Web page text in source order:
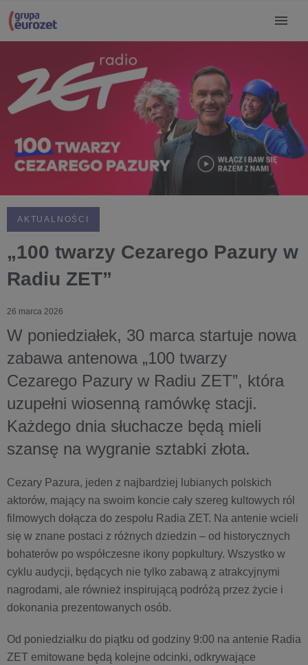
AKTUALNOŚCI
„100 twarzy Cezarego Pazury w
Radiu ZET”
26 marca 2026
W poniedziałek, 30 marca startuje nowa
zabawa antenowa „100 twarzy
Cezarego Pazury w Radiu ZET”, która
uzupełni wiosenną ramówkę stacji.
Każdego dnia słuchacze będą mieli
szansę na wygranie sztabki złota.
Cezary Pazura, jeden z najbardziej lubianych polskich
aktorów, mający na swoim koncie cały szereg kultowych ról
filmowych dołącza do zespołu Radia ZET. Na antenie wcieli
się w znane postaci z różnych dziedzin – od historycznych
bohaterów po współczesne ikony popkultury. Wszystko w
cyklu audycji, będących nie tylko zabawą z atrakcyjnymi
nagrodami, ale również inspirującą podróżą przez życie i
dokonania prezentowanych osób.
Od poniedziałku do piątku od godziny 9:00 na antenie Radia
ZET emitowane będą kolejne odcinki, odkrywające